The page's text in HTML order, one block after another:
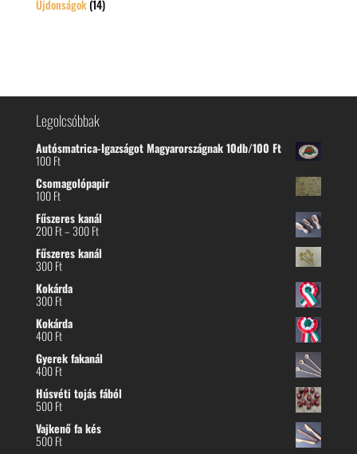
Újdonságok (14)
Legolcsóbbak
Autósmatrica-Igazságot Magyarországnak 10db/100 Ft
100Ft
Csomagolópapir
100Ft
Fűszeres kanál
200Ft–300FtÁrtartomány:
-
Fűszeres kanál
300Ft
Kokárda
300Ft
Kokárda
400Ft
Gyerek fakanál
400Ft
Húsvéti tojás fából
500Ft
Vajkenő fa kés
500Ft